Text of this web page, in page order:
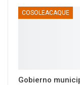
COSOLEACAQUE
Gobierno